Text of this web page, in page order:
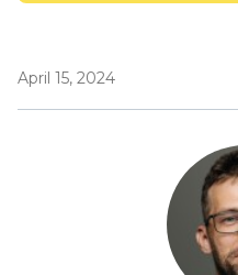
April 15, 2024